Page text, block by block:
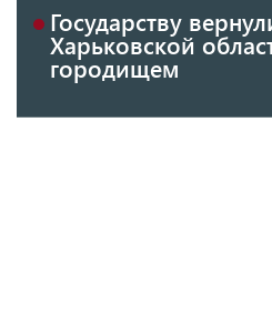
Государству
Харьковской
городищем